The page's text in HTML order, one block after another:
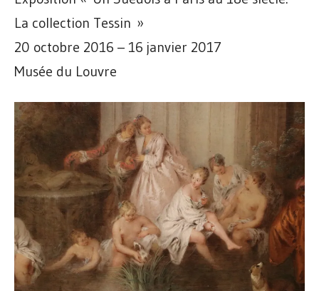
La collection Tessin »
20 octobre 2016 – 16 janvier 2017
Musée du Louvre